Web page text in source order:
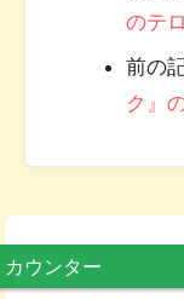
のテ
前の
ク』
カウンター